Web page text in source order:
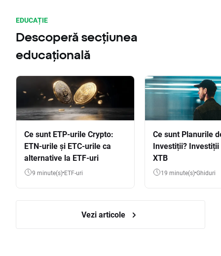
EDUCAȚIE
Descoperă secțiunea
educațională
Ce sunt ETP-urile Crypto:
ETN-urile și ETC-urile ca
alternative la ETF-uri
9 minute(s) ETF-uri
Ce sunt Planurile
Investiții? Investiții
XTB
19 minute(s) Ghiduri
Vezi articole